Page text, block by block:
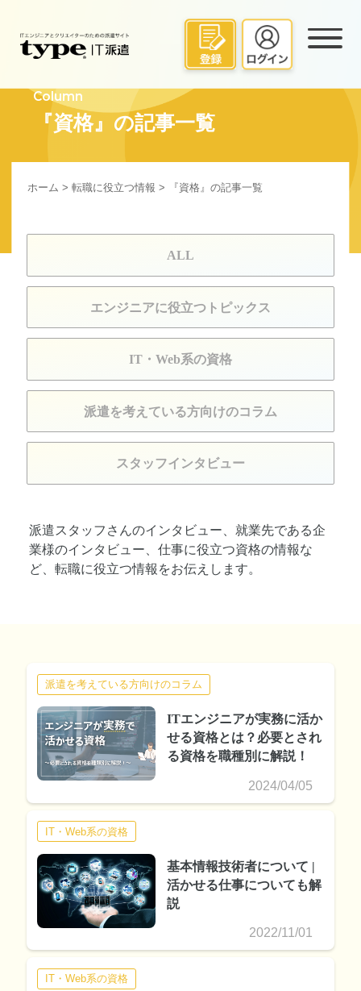
Column
『資格』の記事一覧
ホーム >転職に役立つ情報 > 『資格』の記事一覧
ALL
エンジニアに役立つトピックス
IT・Web系の資格
派遣を考えている方向けのコラム
スタッフインタビュー
派遣スタッフさんのインタビュー、就業先である企
業様のインタビュー、仕事に役立つ資格の情報な
ど、転職に役立つ情報をお伝えします。
派遣を考えている方向けのコラム
ITエンジニアが実務に活か
せる資格とは？必要とされ
る資格を職種別に解説！
2024/04/05
IT・Web系の資格
基本情報技術者について |
活かせる仕事についても解
説
2022/11/01
IT・Web系の資格